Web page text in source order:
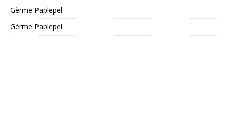
Gèrme Paplepel
Gèrme Paplepel